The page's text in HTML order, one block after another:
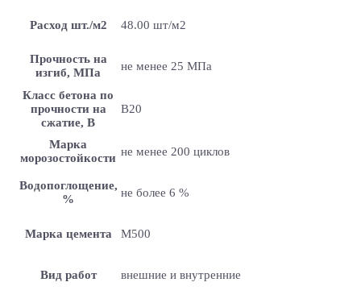
Расход шт./м2 48.00 шт/м2
Прочность на
изгиб, МПа
не менее 25 МПа
Класс бетона по
прочности на
сжатие, В
B20
Марка
морозостойкости не менее 200 циклов
Водопоглощение,
%
не более 6 %
Марка цемента M500
Вид работ внешние и внутренние